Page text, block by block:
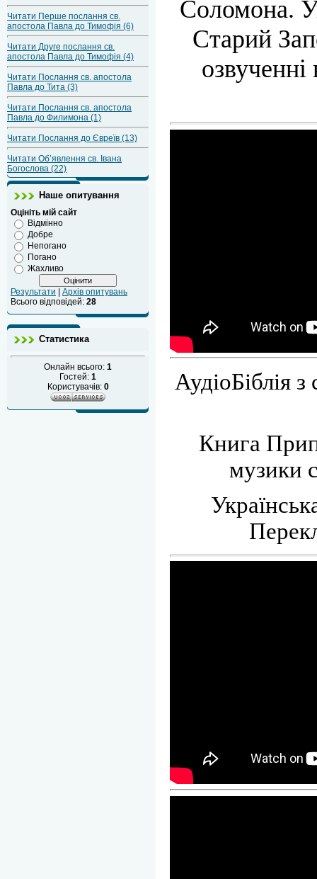
Читати Перше послання св.
апостола Павла до Тимофія (6)
Читати Друге послання св.
апостола Павла до Тимофія (4)
Читати Послання св. апостола
Павла до Тита (3)
Читати Послання св. апостола
Павла до Филимона (1)
Читати Послання до Євреїв (13)
Читати Об’явлення св. Івана
Богослова (22)
Наше опитування
Оцініть мій сайт
Відмінно
Добре
Непогано
Погано
Жахливо
Результати
Архів опитувань
Всього відповідей: 28
Статистика
Онлайн всього: 1
Гостей: 1
Користувачів: 0
Соломона.
Старий
озвученні
АудіоБіблія
Книга
музики